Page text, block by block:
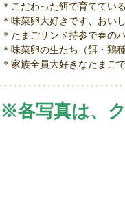
＊こだわった餌で育ててい
＊味菜卵大好きです、おい
＊たまごサンド持参で
＊味菜卵の生たち（餌・鶏
＊家族全員大好きなたまご
※各写真は、